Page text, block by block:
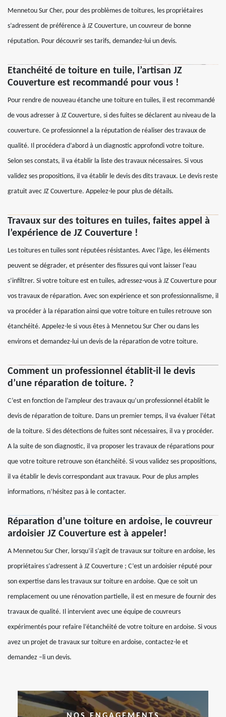
Mennetou Sur Cher, pour des problèmes de toitures, les propriétaires
s’adressent de préférence à JZ Couverture, un couvreur de bonne
réputation. Pour découvrir ses tarifs, demandez-lui un devis.
Etanchéité de toiture en tuile, l’artisan JZ
Couverture est recommandé pour vous !
Pour rendre de nouveau étanche une toiture en tuiles, il est recommandé
de vous adresser à JZ Couverture, si des fuites se déclarent au niveau de la
couverture. Ce professionnel a la réputation de réaliser des travaux de
qualité. Il procédera d’abord à un diagnostic approfondi votre toiture.
Selon ses constats, il va établir la liste des travaux nécessaires. Si vous
validez ses propositions, il va établir le devis des dits travaux. Le devis reste
gratuit avec JZ Couverture. Appelez-le pour plus de détails.
Travaux sur des toitures en tuiles, faites appel à
l’expérience de JZ Couverture !
Les toitures en tuiles sont réputées résistantes. Avec l’âge, les éléments
peuvent se dégrader, et présenter des fissures qui vont laisser l’eau
s’infiltrer. Si votre toiture est en tuiles, adressez-vous à JZ Couverture pour
vos travaux de réparation. Avec son expérience et son professionnalisme, il
va procéder à la réparation ainsi que votre toiture en tuiles retrouve son
étanchéité. Appelez-le si vous êtes à Mennetou Sur Cher ou dans les
environs et demandez-lui un devis de la réparation de votre toiture.
Comment un professionnel établit-il le devis
d’une réparation de toiture. ?
C’est en fonction de l’ampleur des travaux qu’un professionnel établit le
devis de réparation de toiture. Dans un premier temps, il va évaluer l’état
de la toiture. Si des détections de fuites sont nécessaires, il va y procéder.
A la suite de son diagnostic, il va proposer les travaux de réparations pour
que votre toiture retrouve son étanchéité. Si vous validez ses propositions,
il va établir le devis correspondant aux travaux. Pour de plus amples
informations, n’hésitez pas à le contacter.
Réparation d’une toiture en ardoise, le couvreur
ardoisier JZ Couverture est à appeler!
A Mennetou Sur Cher, lorsqu’il s’agit de travaux sur toiture en ardoise, les
propriétaires s’adressent à JZ Couverture ; C’est un ardoisier réputé pour
son expertise dans les travaux sur toiture en ardoise. Que ce soit un
remplacement ou une rénovation partielle, il est en mesure de fournir des
travaux de qualité. Il intervient avec une équipe de couvreurs
expérimentés pour refaire l’étanchéité de votre toiture en ardoise. Si vous
avez un projet de travaux sur toiture en ardoise, contactez-le et
demandez –li un devis.